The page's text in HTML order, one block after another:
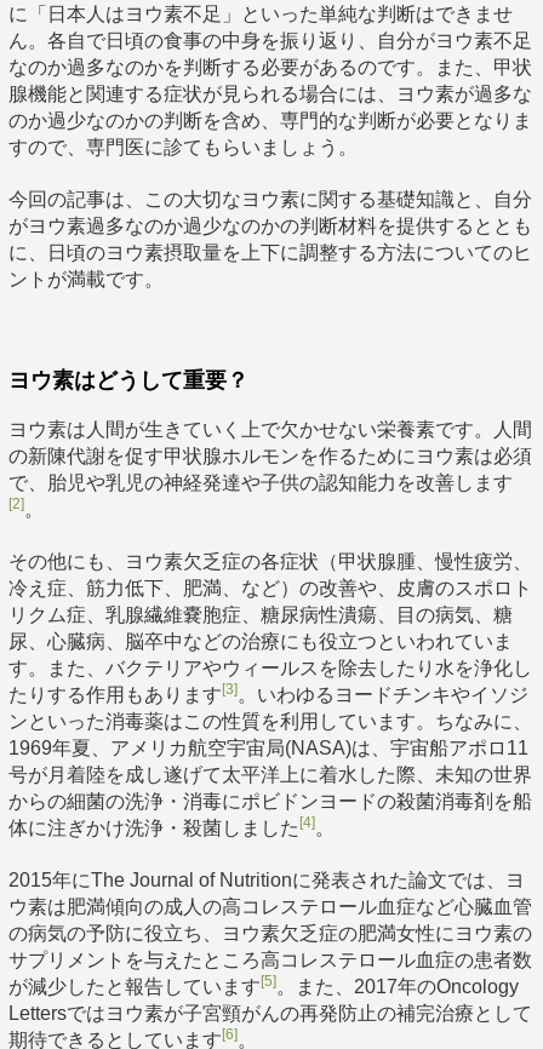
に「日本人はヨウ素不足」といった単純な判断はできませ
ん。各自で日頃の食事の中身を振り返り、自分がヨウ素不足
なのか過多なのかを判断する必要があるのです。また、甲状
腺機能と関連する症状が見られる場合には、ヨウ素が過多な
のか過少なのかの判断を含め、専門的な判断が必要となりま
すので、専門医に診てもらいましょう。
今回の記事は、この大切なヨウ素に関する基礎知識と、自分
がヨウ素過多なのか過少なのかの判断材料を提供するととも
に、日頃のヨウ素摂取量を上下に調整する方法についてのヒ
ントが満載です。
ヨウ素はどうして重要？
ヨウ素は人間が生きていく上で欠かせない栄養素です。人間
の新陳代謝を促す甲状腺ホルモンを作るためにヨウ素は必須
で、胎児や乳児の神経発達や子供の認知能力を改善します
[2]。
その他にも、ヨウ素欠乏症の各症状（甲状腺腫、慢性疲労、
冷え症、筋力低下、肥満、など）の改善や、皮膚のスポロト
リクム症、乳腺繊維嚢胞症、糖尿病性潰瘍、目の病気、糖
尿、心臓病、脳卒中などの治療にも役立つといわれていま
す。また、バクテリアやウィールスを除去したり水を浄化し
たりする作用もあります [3]。いわゆるヨードチンキやイソジ
ンといった消毒薬はこの性質を利用しています。ちなみに、
1969年夏、アメリカ航空宇宙局(NASA)は、宇宙船アポロ11
号が月着陸を成し遂げて太平洋上に着水した際、未知の世界
からの細菌の洗浄・消毒にポビドンヨードの殺菌消毒剤を船
体に注ぎかけ洗浄・殺菌しました [4]。
2015年にThe Journal of Nutritionに発表された論文では、ヨ
ウ素は肥満傾向の成人の高コレステロール血症など心臓血管
の病気の予防に役立ち、ヨウ素欠乏症の肥満女性にヨウ素の
サプリメントを与えたところ高コレステロール血症の患者数
が減少したと報告しています[5]。また、2017年のOncology
Lettersではヨウ素が子宮頸がんの再発防止の補完治療として
期待できるとしています[6]。